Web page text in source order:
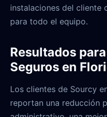
instalaciones del cliente
para todo el equipo.
Resultados
Seguros en
Los clientes de Sourcy
reportan una reducción